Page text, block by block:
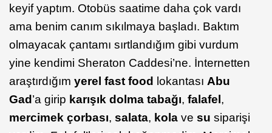
keyif yaptım. Otobüs saatime daha çok vardı
ama benim canım sıkılmaya başladı. Baktım
olmayacak çantamı sırtlandığım gibi vurdum
yine kendimi Sheraton Caddesi’ne. İnternetten
araştırdığım yerel fast food lokantası Abu
Gad ’a girip karışık dolma tabağı, falafel ,
mercimek çorbası, salata, kola ve su siparişi